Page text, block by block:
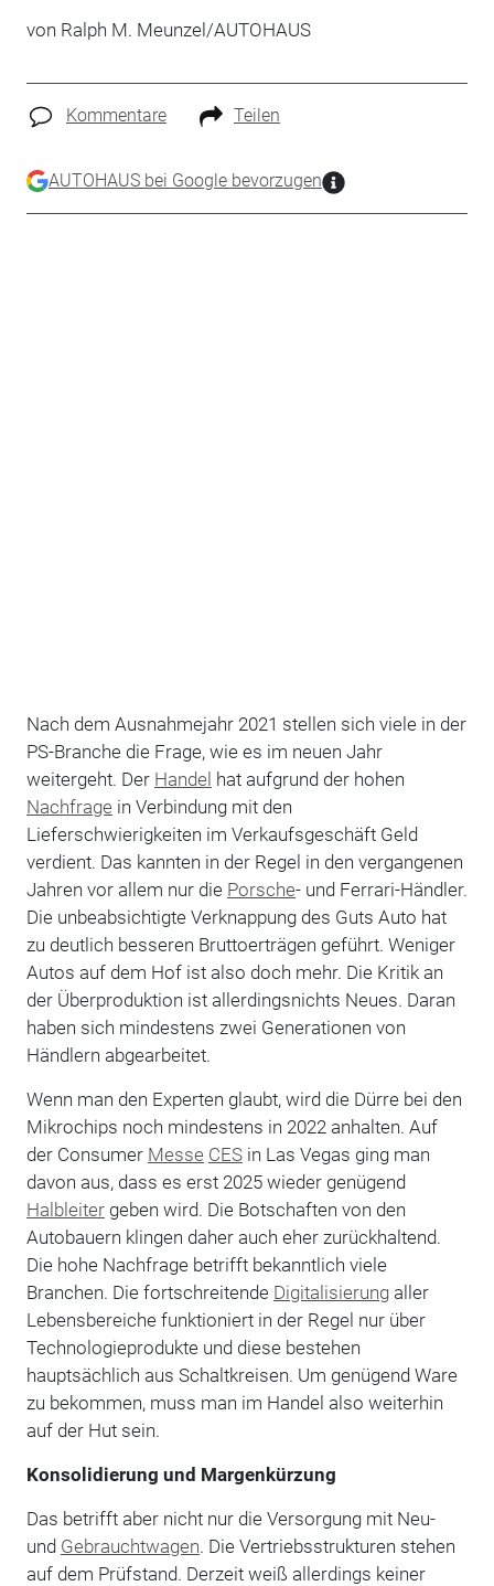
von Ralph M. Meunzel/AUTOHAUS
Kommentare Teilen
AUTOHAUS bei Google bevorzugen
Nach dem Ausnahmejahr 2021 stellen sich viele in der
PS-Branche die Frage, wie es im neuen Jahr
weitergeht. Der Handel hat aufgrund der hohen
Nachfrage in Verbindung mit den
Lieferschwierigkeiten im Verkaufsgeschäft Geld
verdient. Das kannten in der Regel in den vergangenen
Jahren vor allem nur die Porsche- und Ferrari-Händler.
Die unbeabsichtigte Verknappung des Guts Auto hat
zu deutlich besseren Bruttoerträgen geführt. Weniger
Autos auf dem Hof ist also doch mehr. Die Kritik an
der Überproduktion ist allerdingsnichts Neues. Daran
haben sich mindestens zwei Generationen von
Händlern abgearbeitet.
Wenn man den Experten glaubt, wird die Dürre bei den
Mikrochips noch mindestens in 2022 anhalten. Auf
der Consumer Messe CESin Las Vegas ging man
davon aus, dass es erst 2025 wieder genügend
Halbleitergeben wird. Die Botschaften von den
Autobauern klingen daher auch eher zurückhaltend.
Die hohe Nachfrage betrifft bekanntlich viele
Branchen. Die fortschreitende Digitalisierungaller
Lebensbereiche funktioniert in der Regel nur über
Technologieprodukte und diese bestehen
hauptsächlich aus Schaltkreisen. Um genügend Ware
zu bekommen, muss man im Handel also weiterhin
auf der Hut sein.
Konsolidierung und Margenkürzung
Das betrifft aber nicht nur die Versorgung mit Neu-
und Gebrauchtwagen. Die Vertriebsstrukturen stehen
auf dem Prüfstand. Derzeit weiß allerdings keiner